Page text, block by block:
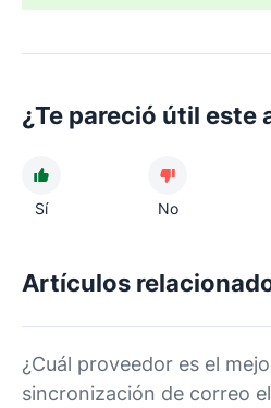
¿Te pareció útil este
Sí No
Artículos
¿Cuál proveedor es el
sincronización de correo